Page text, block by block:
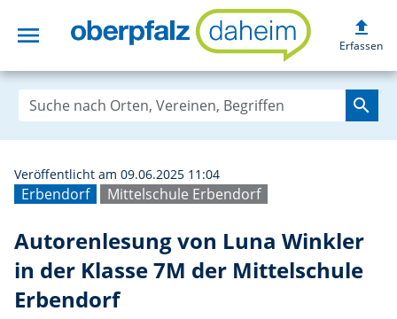
menu Autorenlesung
upload
Erfassen
search
Erbendorf Mittelschule Erbendorf
Veröffentlicht am 09.06.2025 11:04
Autorenlesung von Luna Winkler
in der Klasse 7M der Mittelschule
Erbendorf